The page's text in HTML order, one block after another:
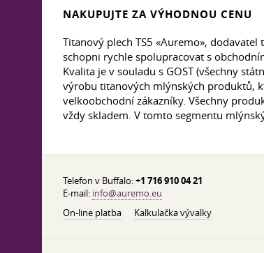
NAKUPUJTE ZA VÝHODNOU CENU
Titanový plech TS5 «Auremo»,
schopni rychle spolupracovat s
Kvalita je v souladu s GOST (všechny
výrobu titanových mlýnských produktů,
velkoobchodní zákazníky. Všechny
vždy skladem. V tomto segmentu
Telefon v Buffalo:+1 716 910 04 21
E-mail: info@auremo.eu
On-line platba
Kalkulačka vývalky